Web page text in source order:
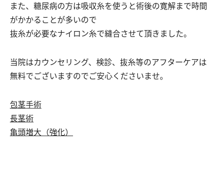
また、糖尿病の方は吸収糸を使うと術後の寛解まで時間
がかかることが多いので
抜糸が必要なナイロン糸で縫合させて頂きました。
当院はカウンセリング、検診、抜糸等のアフターケアは
無料でございますのでご安心くださいませ。
包茎手術
長茎術
亀頭増大（強化）